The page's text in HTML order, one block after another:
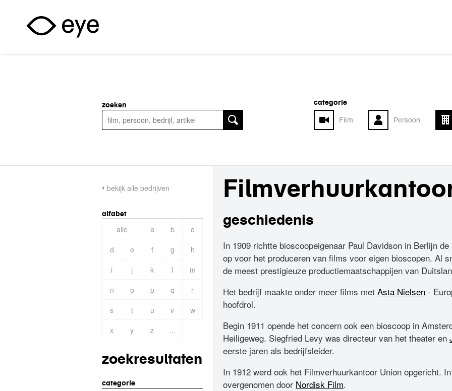
categorie
Film
Persoon
zoeken
bekijk alle bedrijven
alfabet
alle a b
c
d
e f g
h
i
j k l
m
n
o p q
r
s
t u v
w
x
y z ...
zoekresultaten
categorie
geschiedenis
In 1909 richtte bioscoopeigenaar Paul Davidson in Berlijn
op voor het produceren van films voor eigen bioscopen. Al
de meest prestigieuze productiemaatschappijen van
Het bedrijf maakte onder meer films met Asta Nielsen -
hoofdrol.
Begin 1911 opende het concern ook een bioscoop in
Heiligeweg. Siegfried Levy was directeur van het theater en
eerste jaren als bedrijfsleider.
In 1912 werd ook het Filmverhuurkantoor Union opgericht.
overgenomen door Nordisk Film.